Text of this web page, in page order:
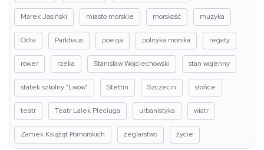
Marek Jasiński miasto morskie morskość muzyka
Odra Parkhaus poezja polityka morska regaty
rower rzeka Stanisław Wojciechowski stan wojenny
statek szkolny "Lwów" Stettin Szczecin słońce
teatr Teatr Lalek Pleciuga urbanistyka wiatr
Zamek Książąt Pomorskich żeglarstwo życie